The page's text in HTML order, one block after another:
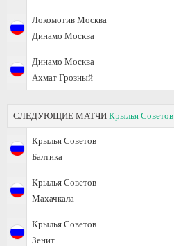
Локомотив Москва
Динамо Москва
Динамо Москва
Ахмат Грозный
СЛЕДУЮЩИЕ МАТЧИ Крылья Советов
Крылья Советов
Балтика
Крылья Советов
Махачкала
Крылья Советов
Зенит